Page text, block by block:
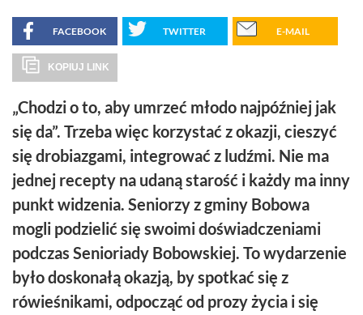
FACEBOOK TWITTER E-MAIL
KOPIUJ LINK
„Chodzi o to, aby umrzeć młodo najpóźniej jak
się da”. Trzeba więc korzystać z okazji, cieszyć
się drobiazgami, integrować z ludźmi. Nie ma
jednej recepty na udaną starość i każdy ma inny
punkt widzenia. Seniorzy z gminy Bobowa
mogli podzielić się swoimi doświadczeniami
podczas Senioriady Bobowskiej. To wydarzenie
było doskonałą okazją, by spotkać się z
rówieśnikami, odpocząć od prozy życia i się